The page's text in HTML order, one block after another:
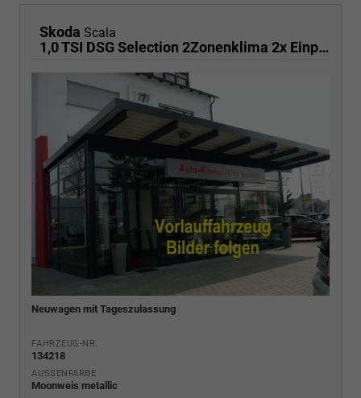
Skoda Scala
1,0 TSI DSG Selection 2Zonenklima 2x Einparkhilfe Kamera LED el.Heckklappe beheitzte Frontscheibe 5J Garantie
Neuwagen mit Tageszulassung
FAHRZEUG-NR.
134218
AUSSENFARBE
Moonweis metallic